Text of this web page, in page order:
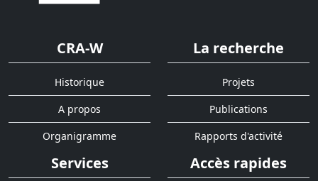
CRA-W
Historique
A propos
Organigramme
La recherche
Projets
Publications
Rapports d'activité
Services Accès rapides